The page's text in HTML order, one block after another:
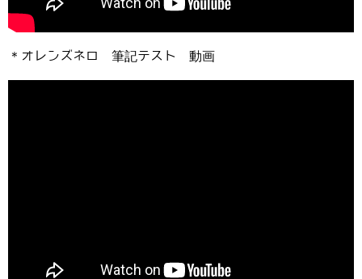
＊オレンズネロ 筆記テスト 動画